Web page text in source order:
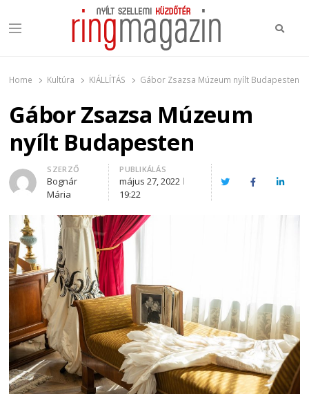
Menu
Home Kultúra KIÁLLÍTÁS Gábor Zsazsa Múzeum nyílt Budapesten
Gábor Zsazsa Múzeum
nyílt Budapesten
Author
SZERZŐ
Bognár
Mária
PUBLIKÁLÁS
május 27, 2022
19:22
TwitterFacebook